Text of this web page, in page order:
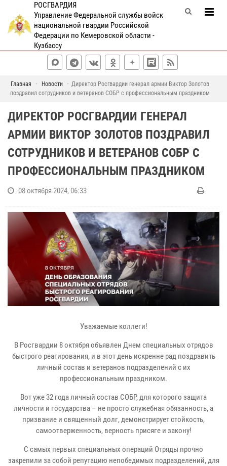
РОСГВАРДИЯ
Управление Федеральной службы войск
национальной гвардии Российской
Федерации по Кемеровской области -
Кузбассу
Главная Новости
Директор Росгвардии генерал армии Виктор Золотов
поздравил сотрудников и ветеранов СОБР с профессиональным праздником
ДИРЕКТОР РОСГВАРДИИ ГЕНЕРАЛ
АРМИИ ВИКТОР ЗОЛОТОВ ПОЗДРАВИЛ
СОТРУДНИКОВ И ВЕТЕРАНОВ СОБР С
ПРОФЕССИОНАЛЬНЫМ ПРАЗДНИКОМ
08 октября 2024, 06:33
Уважаемые коллеги!
В Росгвардии 8 октября объявлен Днем специальных отрядов
быстрого реагирования, и в этот день искренне рад поздравить
личный состав и ветеранов подразделений с их
профессиональным праздником.
Вот уже 32 года личный состав СОБР, для которого защита
личности и государства – не просто служебная обязанность, а
призвание и священный долг, демонстрирует стойкость,
самоотверженность, верность присяге и закону!
С самых первых специальных операций Отряды прочно
закрепили за собой репутацию непобедимых подразделений, для